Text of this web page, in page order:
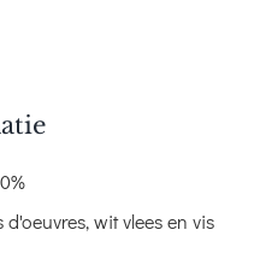
d'oeuvres, wit vlees en vis